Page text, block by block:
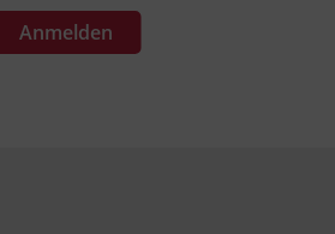
Anmelden